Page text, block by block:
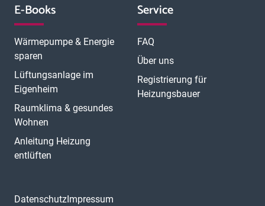
E-Books
Wärmepumpe & Energie
sparen
Lüftungsanlage im
Eigenheim
Raumklima & gesundes
Wohnen
Anleitung Heizung
entlüften
Service
FAQ
Über uns
Registrierung für
Heizungsbauer
DatenschutzImpressum